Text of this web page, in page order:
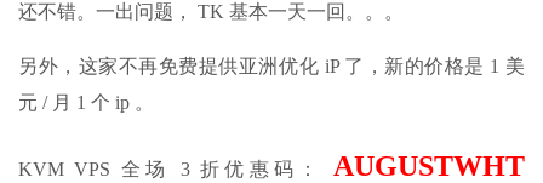
还不错。一出问题， TK 基本一天一回。。。
另外，这家不再免费提供亚洲优化 iP 了，新的价格是 1 美
元 / 月 1 个 ip 。
KVM VPS 全场 3 折优惠码： AUGUSTWHT